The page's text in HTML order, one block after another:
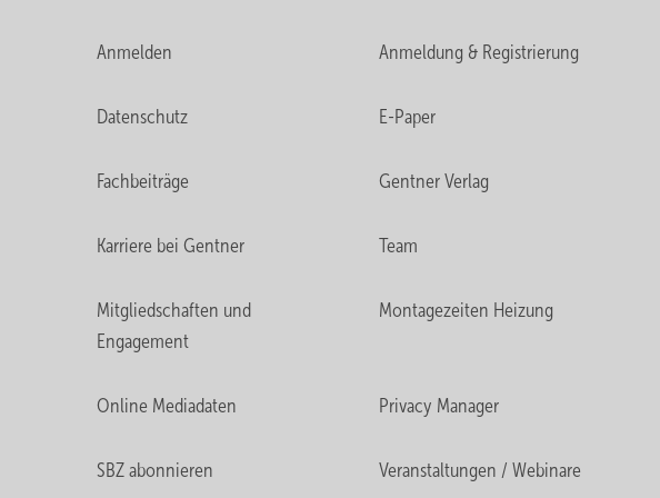
Anmelden Anmeldung & Registrierung
Datenschutz E-Paper
Fachbeiträge Gentner Verlag
Karriere bei Gentner Team
Mitgliedschaften und
Engagement
Montagezeiten Heizung
Online Mediadaten Privacy Manager
SBZ abonnieren Veranstaltungen / Webinare